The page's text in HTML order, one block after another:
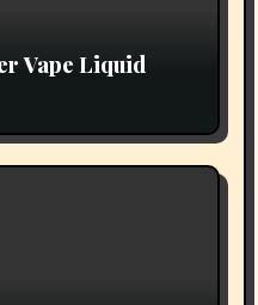
Vape Liquid